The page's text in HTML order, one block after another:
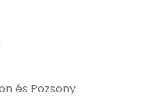
és Pozsony